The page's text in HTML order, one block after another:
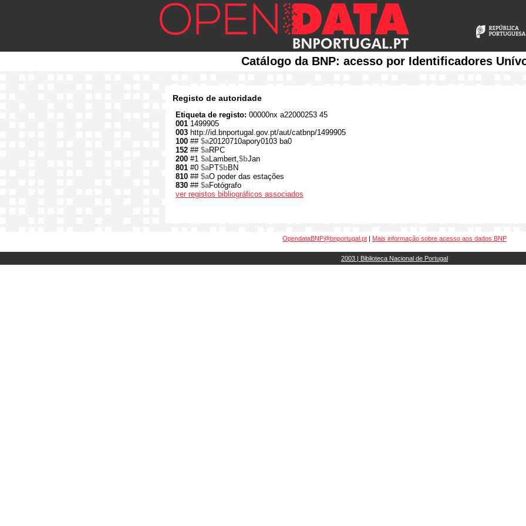
Catálogo da BNP: acesso por Identificadores
Registo de autoridade
Etiqueta de registo: 00000nx a22000253 45
001 1499905
003 http://id.bnportugal.gov.pt/aut/catbnp/1499905
100 ## $a20120710apory0103 ba0
152 ## $aRPC
200 #1 $aLambert,$bJan
801 #0 $aPT$bBN
810 ## $aO poder das estações
830 ## $aFotógrafo
ver registos bibliográficos associados
OpendataBNP@bnportugal.pt | Mais informação sobre acesso aos dados BNP
2003 | Biblioteca Nacional de Portugal